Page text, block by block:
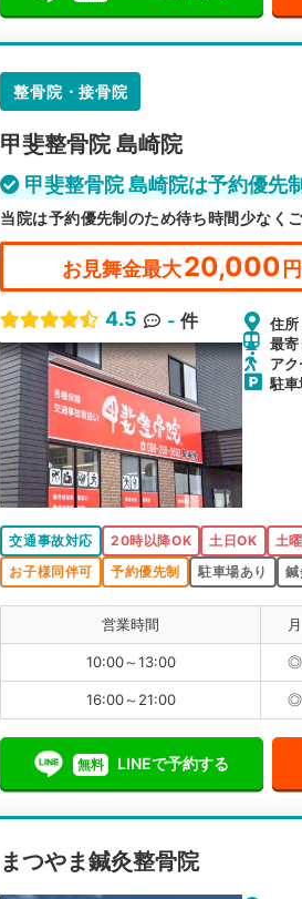
整骨院・接骨院
甲斐整骨院 島崎院
甲斐整骨院 島崎院は予約優先
当院は予約優先制のため待ち時間少なく
お見舞金最大20,000
4.5 - 件
住
最寄
ア
駐車
交通事故対応 20時以降OK 土日OK 土
お子様同伴可
予約優先制 駐車場あり 鍼
営業時間 月
10:00～13:00 ◎
16:00～21:00 ◎
無料 LINEで予約する
まつやま鍼灸整骨院